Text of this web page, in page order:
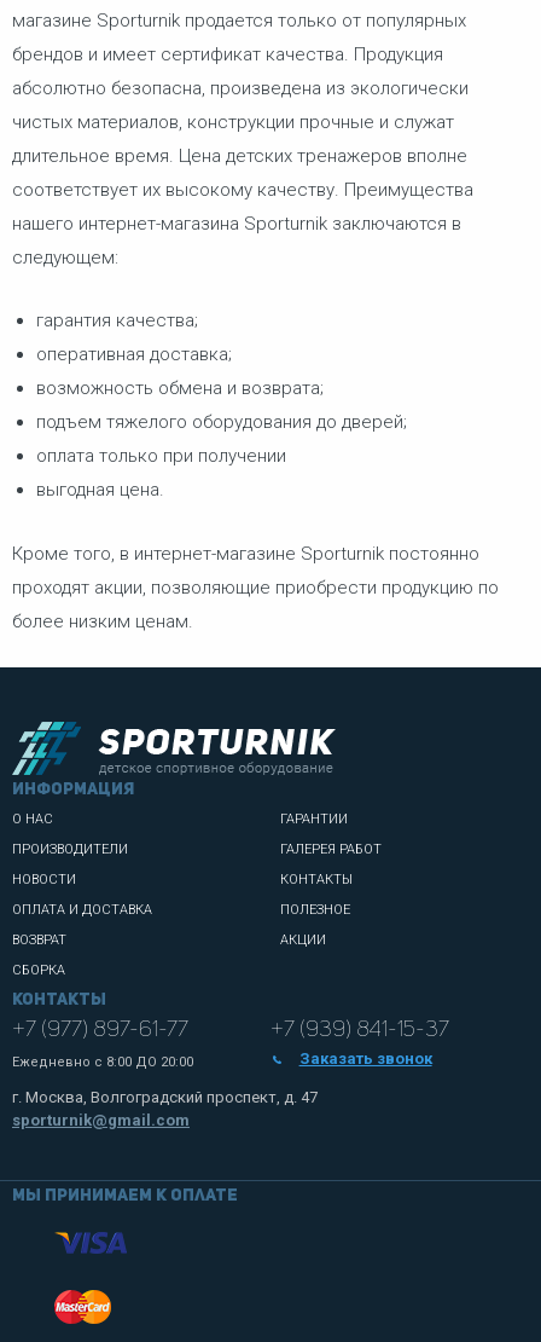
магазине Sporturnik продается только от популярных
брендов и имеет сертификат качества. Продукция
абсолютно безопасна, произведена из экологически
чистых материалов, конструкции прочные и служат
длительное время. Цена детских тренажеров вполне
соответствует их высокому качеству. Преимущества
нашего интернет-магазина Sporturnik заключаются в
следующем:
гарантия качества;
оперативная доставка;
возможность обмена и возврата;
подъем тяжелого оборудования до дверей;
оплата только при получении
выгодная цена.
Кроме того, в интернет-магазине Sporturnik постоянно
проходят акции, позволяющие приобрести продукцию по
более низким ценам.
информация
О НАС
ПРОИЗВОДИТЕЛИ
НОВОСТИ
ОПЛАТА И ДОСТАВКА
ВОЗВРАТ
СБОРКА
ГАРАНТИИ
ГАЛЕРЕЯ РАБОТ
КОНТАКТЫ
ПОЛЕЗНОЕ
АКЦИИ
Контакты
+7 (977) 897-61-77
Ежедневно с 8:00 ДО 20:00
+7 (939) 841-15-37
Заказать звонок
г. Москва, Волгоградский проспект, д. 47
sporturnik@gmail.com
Мы принимаем к оплате